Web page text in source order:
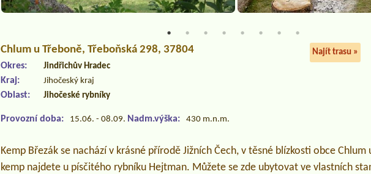
Chlum u Třeboně, Třeboňská 298, 37804 Najít trasu »
Okres: Jindřichův Hradec
Kraj: Jihočeský kraj
Oblast: Jihočeské rybníky
Provozní doba: 15.06. - 08.09. Nadm.výška:
430 m.n.m.
Kemp Březák se nachází v krásné přírodě Jižních Čech, v těsné blízkosti obce Chlum
kemp najdete u písčitého rybníku Hejtman. Můžete se zde ubytovat ve vlastních